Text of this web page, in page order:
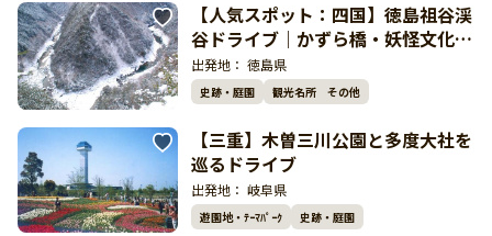
【人気スポット：四国】徳島祖谷渓
谷ドライブ｜かずら橋・妖怪文化を
巡る絶景ルート
出発地： 徳島県
史跡・庭園 観光名所 その他
【三重】木曽三川公園と多度大社を
巡るドライブ
出発地： 岐阜県
遊園地・ﾃｰﾏﾊﾟｰｸ 史跡・庭園